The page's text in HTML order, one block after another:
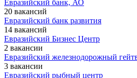
Евразийский банк, АО
20 вакансий
Евразийский банк развития
14 вакансий
Евразийский Бизнес Центр
2 вакансии
Евразийский железнодорожный
3 вакансии
Евразийский рыбный центр